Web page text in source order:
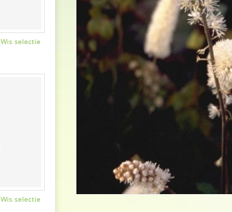
Wis selectie
Wis selectie